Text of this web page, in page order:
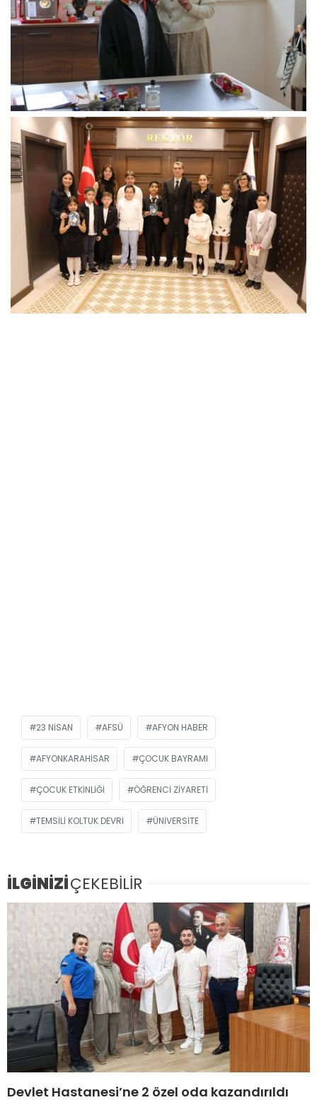
23 NISAN AFSÜ AFYON HABER
AFYONKARAHISAR ÇOCUK BAYRAMI
ÇOCUK ETKINLIĞI ÖĞRENCI ZIYARETI
TEMSILI KOLTUK DEVRI ÜNIVERSITE
İLGİNİZİÇEKEBİLİR
Devlet Hastanesi’ne 2 özel oda kazandırıldı